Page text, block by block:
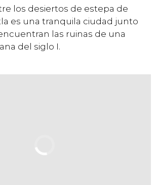
los desiertos de estepa de
es una tranquila ciudad junto
las ruinas de una
del siglo I.